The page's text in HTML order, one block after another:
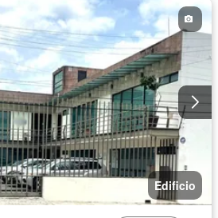
Edificio